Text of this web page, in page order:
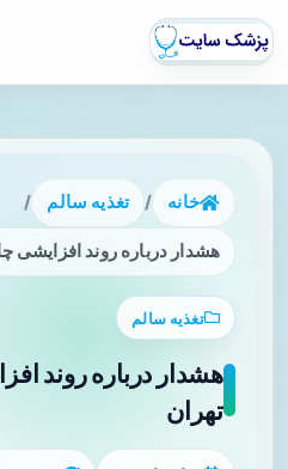
خانه / تغذیه سالم /
هشدار درباره روند افزایشی
تغذیه سالم
هشدار درباره روند
تهران